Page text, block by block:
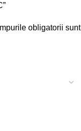
obligatorii sunt